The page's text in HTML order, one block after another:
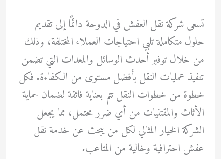
تسعى شركة نقل العفش في الدوحة دائمًا إلى تقديم
حلول متكاملة تلبي احتياجات العملاء المختلفة، وذلك
من خلال توفير أحدث الوسائل والمعدات التي تضمن
تنفيذ عمليات النقل بأفضل مستوى من الكفاءة. فكل
خطوة من خطوات النقل تتم بعناية فائقة لضمان حماية
الأثاث والمقتنيات من أي ضرر محتمل، مما يجعل
الشركة الخيار المثالي لكل من يبحث عن خدمة نقل
عفش احترافية وخالية من المتاعب.